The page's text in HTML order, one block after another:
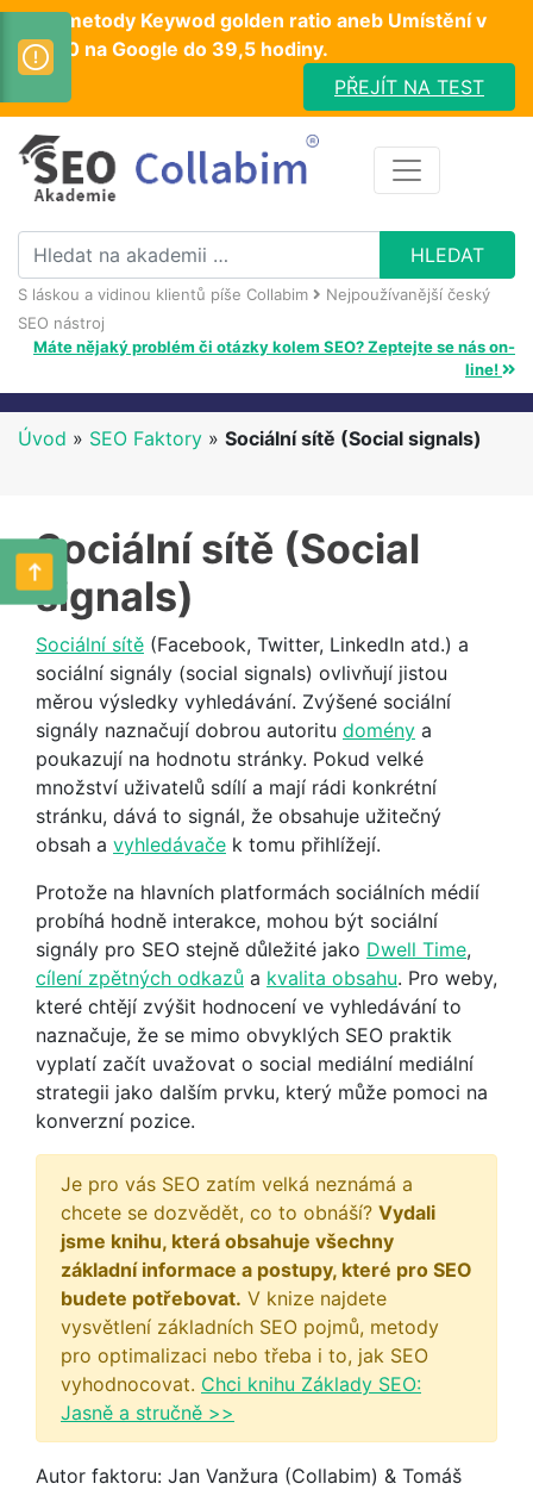
Test metody Keywod golden ratio aneb Umístění v
TOP10 na Google do 39,5 hodiny.
PŘEJÍT NA TEST
S láskou a vidinou klientů píše Collabim
Nejpoužívanější český
SEO nástroj
Máte nějaký problém či otázky kolem SEO? Zeptejte se nás on-
line!
Úvod » SEO Faktory » Sociální sítě (Social signals)
Sociální sítě (Social
signals)
Sociální sítě (Facebook, Twitter, LinkedIn atd.) a
sociální signály (social signals) ovlivňují jistou
měrou výsledky vyhledávání. Zvýšené sociální
signály naznačují dobrou autoritu domény a
poukazují na hodnotu stránky. Pokud velké
množství uživatelů sdílí a mají rádi konkrétní
stránku, dává to signál, že obsahuje užitečný
obsah a vyhledávače k tomu přihlížejí.
Protože na hlavních platformách sociálních médií
probíhá hodně interakce, mohou být sociální
signály pro SEO stejně důležité jako Dwell Time,
cílení zpětných odkazů a kvalita obsahu. Pro weby,
které chtějí zvýšit hodnocení ve vyhledávání to
naznačuje, že se mimo obvyklých SEO praktik
vyplatí začít uvažovat o social mediální mediální
strategii jako dalším prvku, který může pomoci na
konverzní pozice.
Je pro vás SEO zatím velká neznámá a
chcete se dozvědět, co to obnáší? Vydali
jsme knihu, která obsahuje všechny
základní informace a postupy, které pro SEO
budete potřebovat. V knize najdete
vysvětlení základních SEO pojmů, metody
pro optimalizaci nebo třeba i to, jak SEO
vyhodnocovat. Chci knihu Základy SEO:
Jasně a stručně >>
Autor faktoru: Jan Vanžura (Collabim) & Tomáš